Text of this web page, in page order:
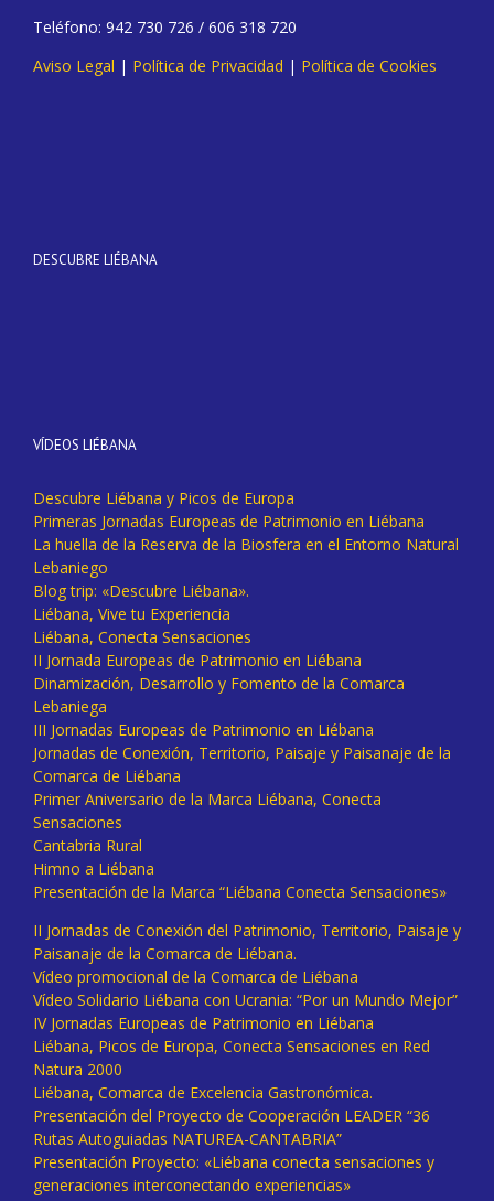
Teléfono: 942 730 726 / 606 318 720
Aviso Legal | Política de Privacidad | Política de Cookies
DESCUBRE LIÉBANA
VÍDEOS LIÉBANA
Descubre Liébana y Picos de Europa
Primeras Jornadas Europeas de Patrimonio en Liébana
La huella de la Reserva de la Biosfera en el Entorno Natural
Lebaniego
Blog trip: «Descubre Liébana».
Liébana, Vive tu Experiencia
Liébana, Conecta Sensaciones
II Jornada Europeas de Patrimonio en Liébana
Dinamización, Desarrollo y Fomento de la Comarca
Lebaniega
III Jornadas Europeas de Patrimonio en Liébana
Jornadas de Conexión, Territorio, Paisaje y Paisanaje de la
Comarca de Liébana
Primer Aniversario de la Marca Liébana, Conecta
Sensaciones
Cantabria Rural
Himno a Liébana
Presentación de la Marca “Liébana Conecta Sensaciones»
II Jornadas de Conexión del Patrimonio, Territorio, Paisaje y
Paisanaje de la Comarca de Liébana.
Vídeo promocional de la Comarca de Liébana
Vídeo Solidario Liébana con Ucrania: “Por un Mundo Mejor”
IV Jornadas Europeas de Patrimonio en Liébana
Liébana, Picos de Europa, Conecta Sensaciones en Red
Natura 2000
Liébana, Comarca de Excelencia Gastronómica.
Presentación del Proyecto de Cooperación LEADER “36
Rutas Autoguiadas NATUREA-CANTABRIA”
Presentación Proyecto: «Liébana conecta sensaciones y
generaciones interconectando experiencias»